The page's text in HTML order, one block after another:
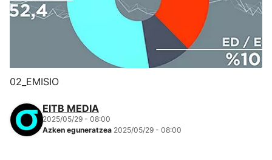
02_EMISIO
EITB MEDIA
2025/05/29 - 08:00
Azken eguneratzea 2025/05/29 - 08:00